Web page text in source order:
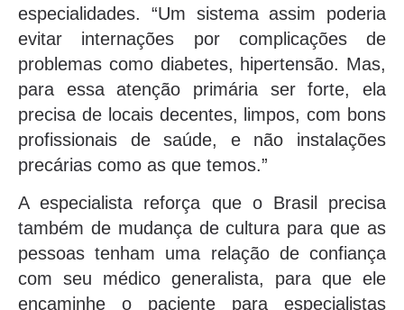
especialidades. “Um sistema assim poderia
evitar internações por complicações de
problemas como diabetes, hipertensão. Mas,
para essa atenção primária ser forte, ela
precisa de locais decentes, limpos, com bons
profissionais de saúde, e não instalações
precárias como as que temos.”
A especialista reforça que o Brasil precisa
também de mudança de cultura para que as
pessoas tenham uma relação de confiança
com seu médico generalista, para que ele
encaminhe o paciente para especialistas